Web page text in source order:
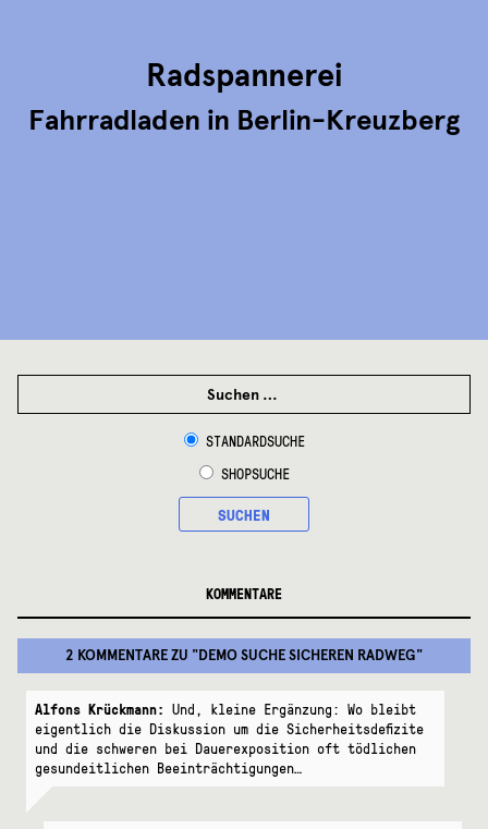
Radspannerei
Fahrradladen in Berlin-Kreuzberg
STANDARDSUCHE
SHOPSUCHE
SUCHEN
KOMMENTARE
2 KOMMENTAREZU "DEMO SUCHE SICHEREN RADWEG"
Alfons Krückmann: Und, kleine Ergänzung: Wo bleibt
eigentlich die Diskussion um die Sicherheitsdefizite
und die schweren bei Dauerexposition oft tödlichen
gesundeitlichen Beeinträchtigungen…